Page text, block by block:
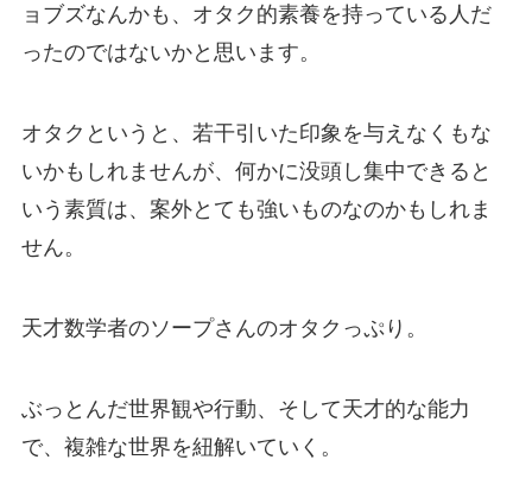
ョブズなんかも、オタク的素養を持っている人だ
ったのではないかと思います。
オタクというと、若干引いた印象を与えなくもな
いかもしれませんが、何かに没頭し集中できると
いう素質は、案外とても強いものなのかもしれま
せん。
天才数学者のソープさんのオタクっぷり。
ぶっとんだ世界観や行動、そして天才的な能力
で、複雑な世界を紐解いていく。